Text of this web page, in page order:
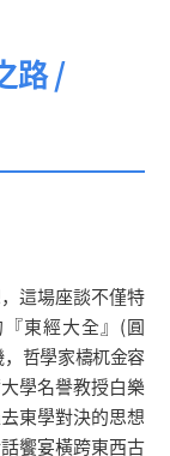
路 /
這場座談不僅特
東經大全』(圓
哲學家檮杌金容
學名譽教授白樂
東學對決的思想
饗宴橫跨東西古